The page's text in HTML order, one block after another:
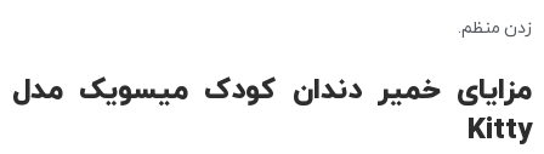
زدن منظم.
مزایای خمیر دندان کودک میسویک مدل
Kitty